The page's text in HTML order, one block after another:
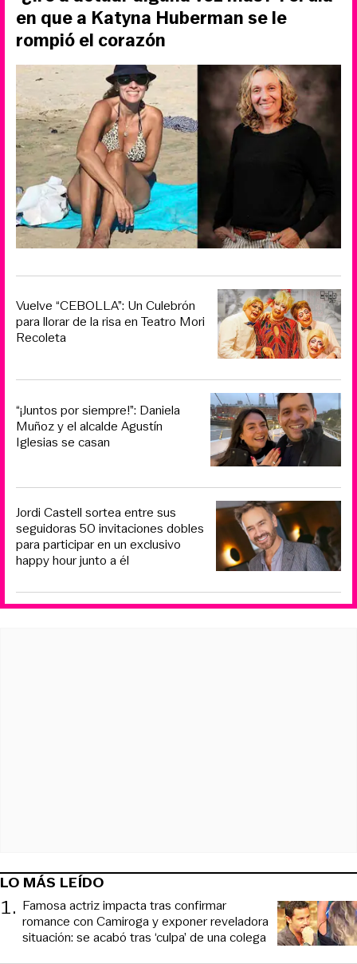
en que a Katyna Huberman se le
rompió el corazón
Vuelve “CEBOLLA”: Un Culebrón
para llorar de la risa en Teatro Mori
Recoleta
“¡Juntos por siempre!”: Daniela
Muñoz y el alcalde Agustín
Iglesias se casan
Jordi Castell sortea entre sus
seguidoras 50 invitaciones dobles
para participar en un exclusivo
happy hour junto a él
LO MÁS LEÍDO
1. Famosa actriz impacta tras confirmar
romance con Camiroga y exponer reveladora
situación: se acabó tras ‘culpa’ de una colega